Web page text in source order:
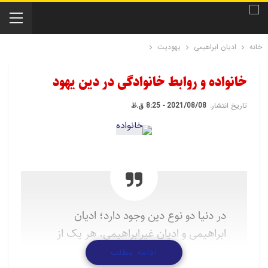
خانه ادیان ابراهیمی یهودیت
خانواده و روابط خانوادگی در دین یهود
تاریخ انتشار: 2021/08/08 - 8:25 ق.ظ
در دنیا دو نوع دین وجود دارد؛ ادیان
ابراهیمی و ادیان غیرابراهیمی. هر یک از
این انواع به دسته های مختلفی تقسیم می
ادامه مطلب